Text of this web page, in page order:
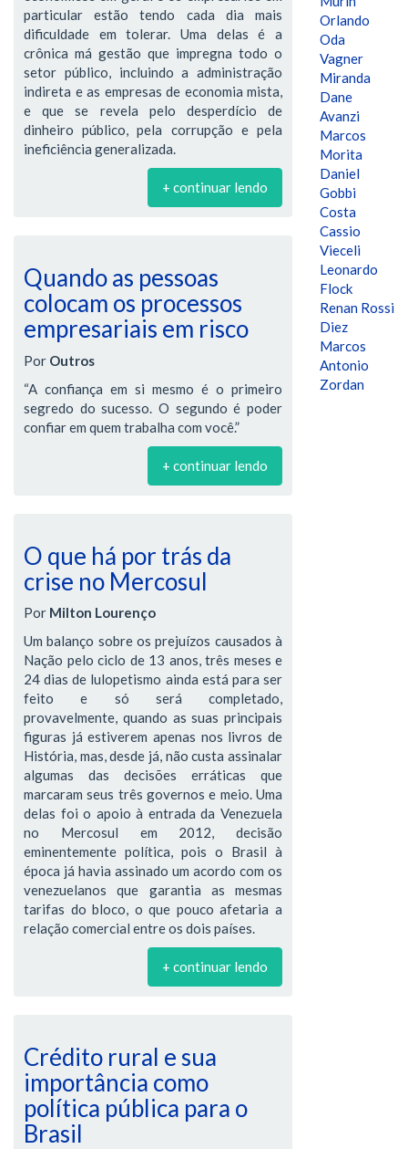
particular estão tendo cada dia mais
dificuldade em tolerar. Uma delas é a
crônica má gestão que impregna todo o
setor público, incluindo a administração
indireta e as empresas de economia mista,
e que se revela pelo desperdício de
dinheiro público, pela corrupção e pela
ineficiência generalizada.
+ continuar lendo
Quando as pessoas
colocam os processos
empresariais em risco
Por Outros
“A confiança em si mesmo é o primeiro
segredo do sucesso. O segundo é poder
confiar em quem trabalha com você.”
+ continuar lendo
O que há por trás da
crise no Mercosul
Por Milton Lourenço
Um balanço sobre os prejuízos causados à
Nação pelo ciclo de 13 anos, três meses e
24 dias de lulopetismo ainda está para ser
feito e só será completado,
provavelmente, quando as suas principais
figuras já estiverem apenas nos livros de
História, mas, desde já, não custa assinalar
algumas das decisões erráticas que
marcaram seus três governos e meio. Uma
delas foi o apoio à entrada da Venezuela
no Mercosul em 2012, decisão
eminentemente política, pois o Brasil à
época já havia assinado um acordo com os
venezuelanos que garantia as mesmas
tarifas do bloco, o que pouco afetaria a
relação comercial entre os dois países.
+ continuar lendo
Crédito rural e sua
importância como
política pública para o
Brasil
Orlando
Oda
Vagner
Miranda
Dane
Avanzi
Marcos
Morita
Daniel
Gobbi
Costa
Cassio
Vieceli
Leonardo
Flock
Renan Rossi
Diez
Marcos
Antonio
Zordan